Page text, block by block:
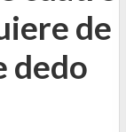
de
dedo